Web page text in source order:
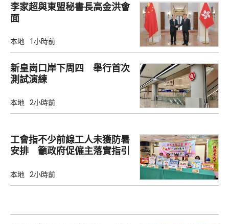
李家超與東盟秘書長高金洪會
面
本地 1小時前
新皇崗口岸下周四 舉行首次
測試演練
本地 2小時前
工會指不少前線工人未獲防暑
安排 籲政府促僱主落實指引
本地 2小時前